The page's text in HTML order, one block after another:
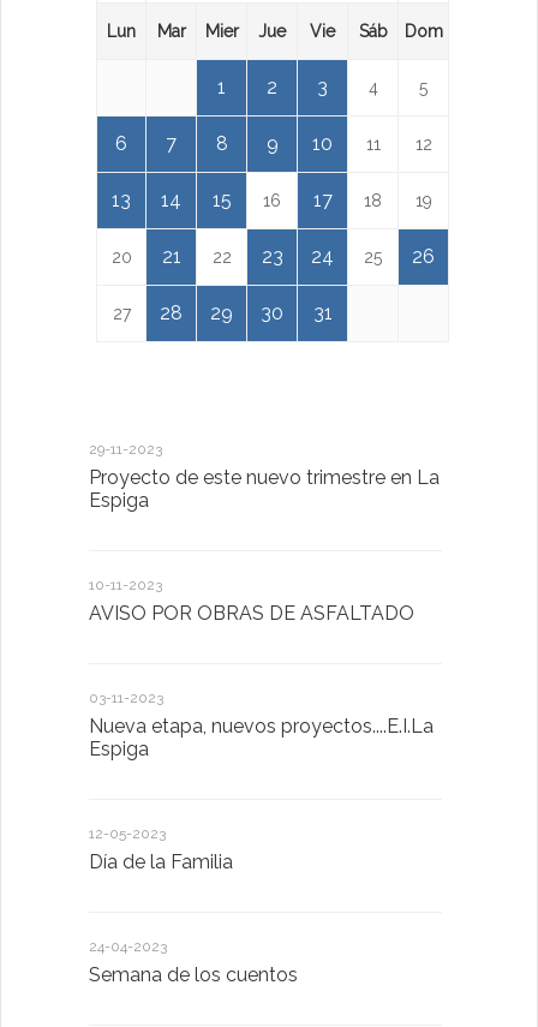
Lun Mar Mier Jue Vie Sáb Dom
1 2 3 4 5
6 7 8 9 10 11 12
13 14 15 16 17 18 19
20 21 22 23 24 25 26
27 28 29 30 31
29-11-2023
Proyecto de este nuevo trimestre en La
Espiga
10-11-2023
AVISO POR OBRAS DE ASFALTADO
03-11-2023
Nueva etapa, nuevos proyectos....E.I.La
Espiga
12-05-2023
Día de la Familia
24-04-2023
Semana de los cuentos